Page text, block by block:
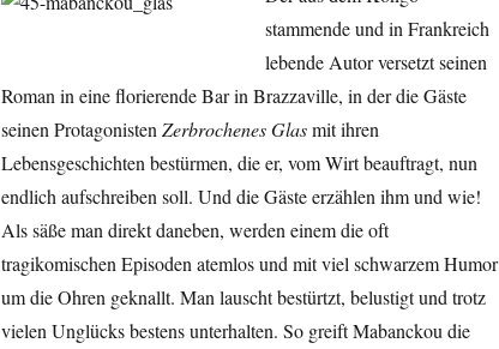
stammende und in Frankreich
lebende Autor versetzt seinen
Roman in eine florierende Bar in Brazzaville, in der die Gäste
seinen Protagonisten Zerbrochenes Glasmit ihren
Lebensgeschichten bestürmen, die er, vom Wirt beauftragt, nun
endlich aufschreiben soll. Und die Gäste erzählen ihm und wie!
Als säße man direkt daneben, werden einem die oft
tragikomischen Episoden atemlos und mit viel schwarzem Humor
um die Ohren geknallt. Man lauscht bestürtzt, belustigt und trotz
vielen Unglücks bestens unterhalten. So greift Mabanckou die